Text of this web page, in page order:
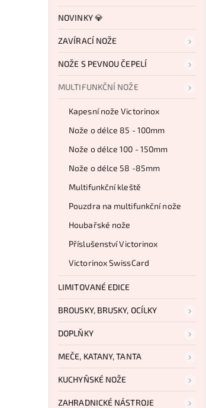
NOVINKY 💎
ZAVÍRACÍ NOŽE
NOŽE S PEVNOU ČEPELÍ
MULTIFUNKČNÍ NOŽE
Kapesní nože Victorinox
Nože o délce 85 - 100mm
Nože o délce 100 - 150mm
Nože o délce 58 -85mm
Multifunkční kleště
Pouzdra na multifunkční nože
Houbařské nože
Příslušenství Victorinox
Victorinox SwissCard
LIMITOVANÉ EDICE
BROUSKY, BRUSKY, OCÍLKY
DOPLŇKY
MEČE, KATANY, TANTA
KUCHYŇSKÉ NOŽE
ZAHRADNICKÉ NÁSTROJE